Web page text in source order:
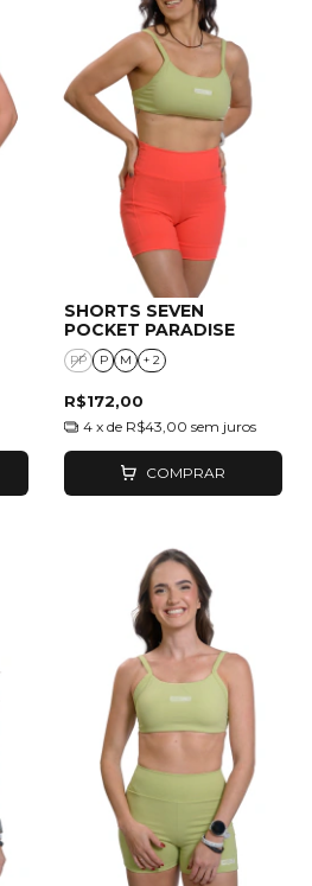
SHORTS SEVEN
POCKET PARADISE
PP P M + 2
R$172,00
4 x de R$43,00 sem juros
COMPRAR